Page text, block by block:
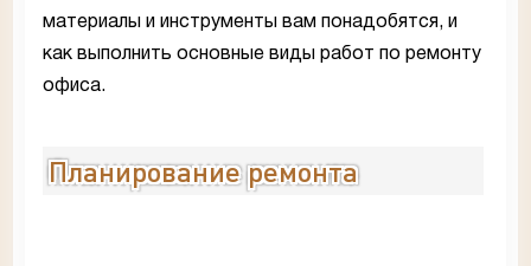
материалы и инструменты вам понадобятся, и
как выполнить основные виды работ по ремонту
офиса.
Планирование ремонта